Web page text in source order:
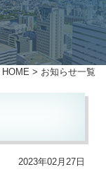
HOME > お知らせ一覧
2023年02月27日